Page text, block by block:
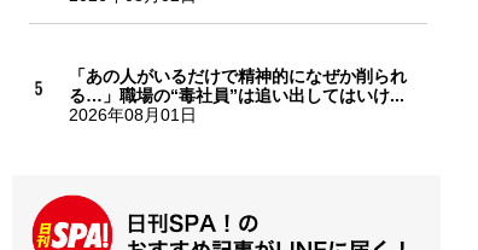
「あの人がいるだけで精神的になぜか削られ
る…」職場の“毒社員”は追い出してはいけ...
2026年08月01日